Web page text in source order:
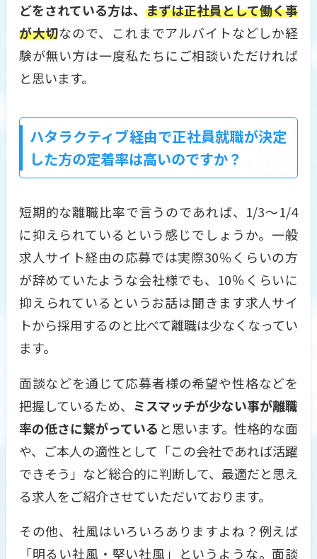
どをされている方は、 まずは正社員として働く事
が大切なので、これまでアルバイトなどしか経
験が無い方は一度私たちにご相談いただければ
と思います。
ハタラクティブ経由で正社員就職が決定
した方の定着率は高いのですか？
短期的な離職比率で言うのであれば、1/3～1/4
に抑えられているという感じでしょうか。一般
求人サイト経由の応募では実際30％くらいの方
が辞めていたような会社様でも、10％くらいに
抑えられているというお話は聞きます求人サイ
トから採用するのと比べて離職は少なくなってい
ます。
面談などを通じて応募者様の希望や性格などを
把握しているため、 ミスマッチが少ない事が離職
率の低さに繋がっている と思います。性格的な面
や、ご本人の適性として「この会社であれば活躍
できそう」など総合的に判断して、最適だと思え
る求人をご紹介させていただいております。
その他、社風はいろいろありますよね？例えば
「明るい社風・堅い社風」というような。面談